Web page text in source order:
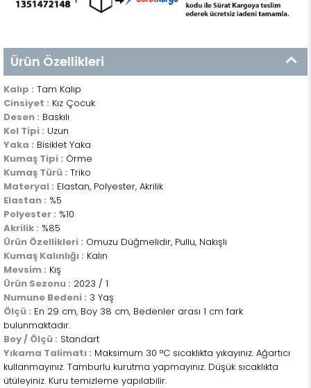
Ürün Özellikleri
Kalıp : Tam Kalıp
Cinsiyet : Kız Çocuk
Desen : Baskılı
Kol Tipi : Uzun
Yaka : Bisiklet Yaka
Kumaş Tipi : Örme
Kumaş Türü : Triko
Materyal : Elastan, Polyester, Akrilik
Elastan : %5
Polyester : %10
Akrilik : %85
Ürün Özellikleri : Omuzu Düğmelidir, Pullu, Nakışlı
Kumaş Kalınlığı : Kalın
Mevsim : Kış
Ürün Sezonu : 2023 / 1
Numune Bedeni : 3 Yaş
Ölçü : En 29 cm, Boy 38 cm, Bedenler arası 1 cm fark
bulunmaktadır.
Boy / Ölçü : Standart
Yıkama Talimatı : Maksimum 30 °C sıcaklıkta yıkayınız. Ağartıcı
kullanmayınız. Tamburlu kurutma yapmayınız. Düşük sıcaklıkta
ütüleyiniz. Kuru temizleme yapılabilir.